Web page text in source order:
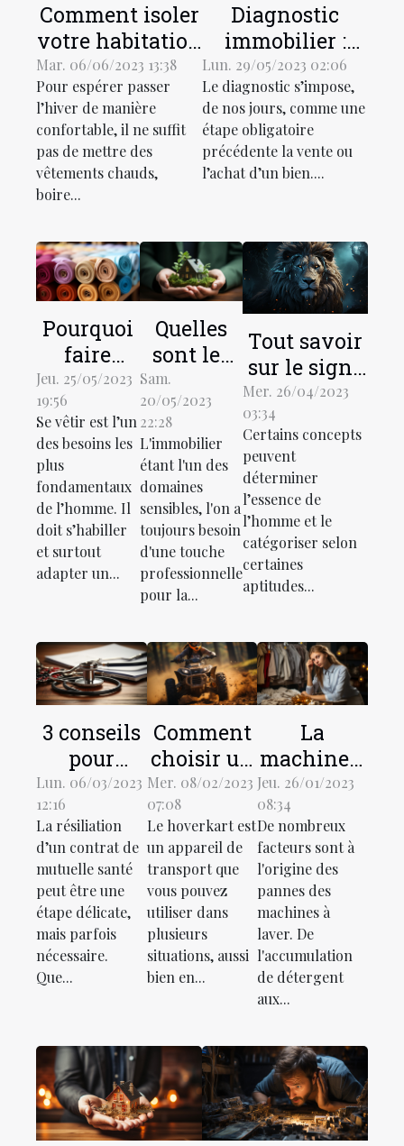
Comment isoler
votre habitation
et économiser
de l’énergie
pendant
l’hiver ?
Mar. 06/06/2023 13:38
Pour espérer passer
l’hiver de manière
confortable, il ne suffit
pas de mettre des
vêtements chauds,
boire...
Diagnostic
immobilier :
quelques
informations
capitales à
connaître
absolument
Lun. 29/05/2023 02:06
Le diagnostic s’impose,
de nos jours, comme une
étape obligatoire
précédente la vente ou
l’achat d’un bien....
Pourquoi
faire
recours à
grossiste
textile en
ligne ?
Jeu. 25/05/2023
19:56
Se vêtir est l’un
des besoins les
plus
fondamentaux
de l’homme. Il
doit s’habiller
et surtout
adapter un...
Quelles
sont les
raisons de
solliciter
les
services
d'un
conseiller
habitat ?
Sam.
20/05/2023
22:28
L'immobilier
étant l'un des
domaines
sensibles, l'on a
toujours besoin
d'une touche
professionnelle
pour la...
Tout savoir
sur le signe
astrologique
Mer. 26/04/2023
03:34
Certains concepts
peuvent
déterminer
l’essence de
l’homme et le
catégoriser selon
certaines
aptitudes...
3 conseils
pour
résilier à
un contrat
de
mutuelle
santé
Lun. 06/03/2023
12:16
La résiliation
d’un contrat de
mutuelle santé
peut être une
étape délicate,
mais parfois
nécessaire.
Que...
Comment
choisir un
hoverkart
terrain ?
Mer. 08/02/2023
07:08
Le hoverkart est
un appareil de
transport que
vous pouvez
utiliser dans
plusieurs
situations, aussi
bien en...
La
machine à
laver :
pourquoi
tombe-t-
elle en
panne ?
Jeu. 26/01/2023
08:34
De nombreux
facteurs sont à
l'origine des
pannes des
machines à
laver. De
l'accumulation
de détergent
aux...